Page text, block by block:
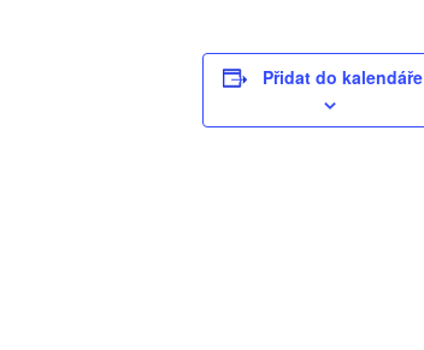
Přidat do kalendáře